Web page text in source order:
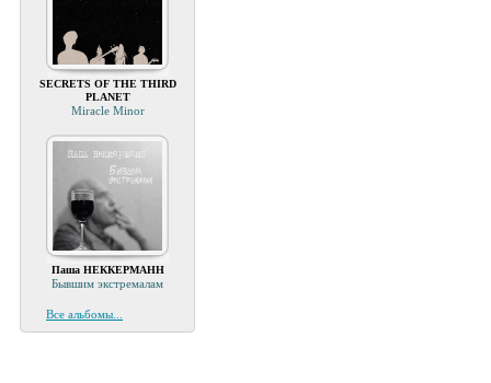
SECRETS OF THE THIRD
PLANET
Miracle Minor
Паша НЕККЕРМАНН
Бывшим экстремалам
Все альбомы...